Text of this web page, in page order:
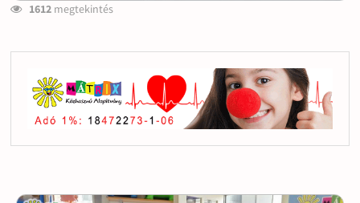
1612megtekintés